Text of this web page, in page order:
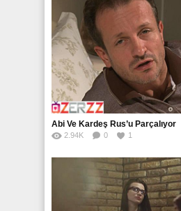
Abi Ve Kardeş Rus’u Parçalıyor
2.94K 0 1